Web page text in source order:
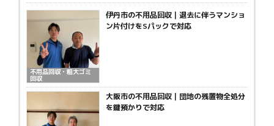
不用品回収・粗大ゴミ
回収
伊丹市の不用品回収｜退去に伴うマンショ
ン片付けをSパックで対応
大阪市の不用品回収｜団地の残置物全処分
を鍵預かりで対応